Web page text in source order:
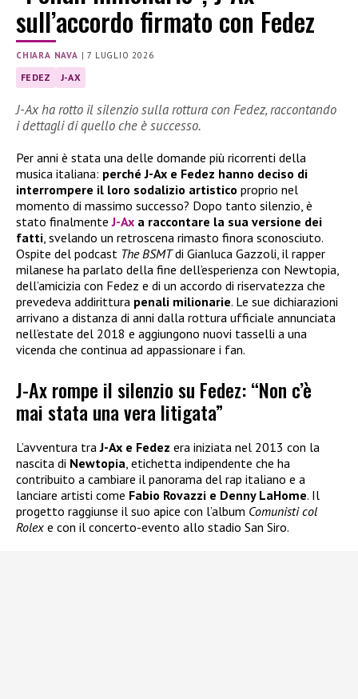
sull’accordo firmato con Fedez
CHIARA NAVA |7 LUGLIO 2026
FEDEZ J-AX
J-Ax ha rotto il silenzio sulla rottura con Fedez, raccontando
i dettagli di quello che è successo.
Per anni è stata una delle domande più ricorrenti della
musica italiana: perché J-Ax e Fedez hanno deciso di
interrompere il loro sodalizio artistico proprio nel
momento di massimo successo? Dopo tanto silenzio, è
stato finalmenteJ-Ax a raccontare la sua versione dei
fatti, svelando un retroscena rimasto finora sconosciuto.
Ospite del podcast The BSMTdi Gianluca Gazzoli, il rapper
milanese ha parlato della fine dell’esperienza con Newtopia,
dell’amicizia con Fedez e di un accordo di riservatezza che
prevedeva addirittura penali milionarie. Le sue dichiarazioni
arrivano a distanza di anni dalla rottura ufficiale annunciata
nell’estate del 2018 e aggiungono nuovi tasselli a una
vicenda che continua ad appassionare i fan.
J-Ax rompe il silenzio su Fedez: “Non c’è
mai stata una vera litigata”
L’avventura traJ-Ax e Fedez era iniziata nel 2013 con la
nascita di Newtopia, etichetta indipendente che ha
contribuito a cambiare il panorama del rap italiano e a
lanciare artisti come Fabio Rovazzi e Denny LaHome. Il
progetto raggiunse il suo apice con l’album Comunisti col
Rolex e con il concerto-evento allo stadio San Siro.